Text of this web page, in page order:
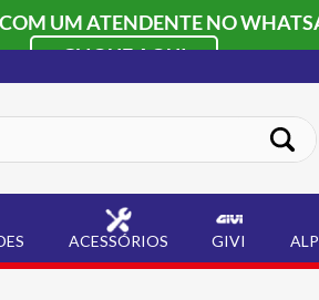
UM ATENDENTE NO
CLIQUE AQUI
ACESSÓRIOS GIVI